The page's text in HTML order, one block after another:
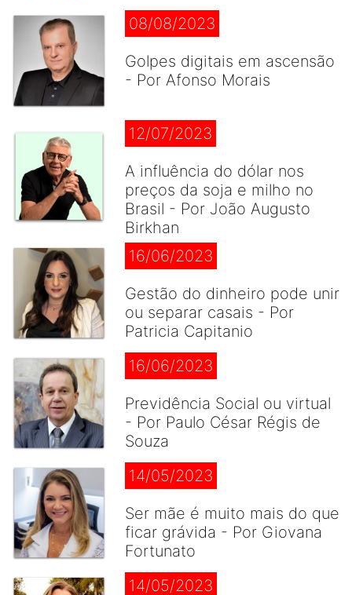
08/08/2023
Golpes digitais em ascensão
- Por Afonso Morais
12/07/2023
A influência do dólar nos
preços da soja e milho no
Brasil - Por João Augusto
Birkhan
16/06/2023
Gestão do dinheiro pode unir
ou separar casais - Por
Patricia Capitanio
16/06/2023
Previdência Social ou virtual
- Por Paulo César Régis de
Souza
14/05/2023
Ser mãe é muito mais do que
ficar grávida - Por Giovana
Fortunato
14/05/2023